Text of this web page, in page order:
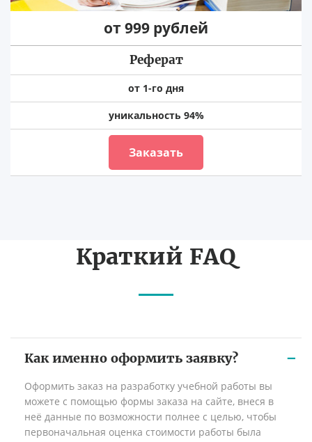
от 999 рублей
Реферат
от 1-го дня
уникальность 94%
Заказать
Краткий FAQ
Как именно оформить заявку?
Оформить заказ на разработку учебной работы вы
можете с помощью формы заказа на сайте, внеся в
неё данные по возможности полнее с целью, чтобы
первоначальная оценка стоимости работы была